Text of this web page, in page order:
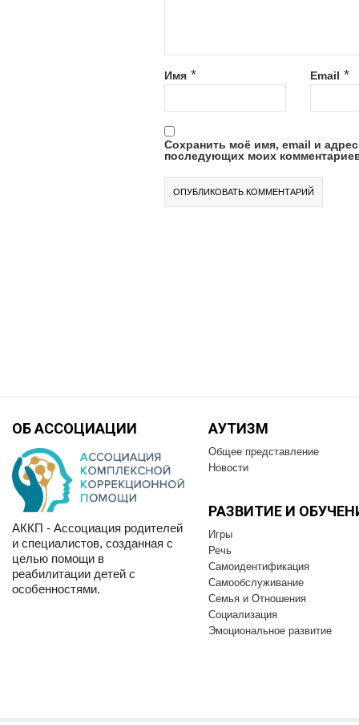
Имя * Email *
Сохранить моё имя, email и
последующих моих
ОБ АССОЦИАЦИИ
АККП - Ассоциация родителей
и специалистов, созданная с
целью помощи в
реабилитации детей с
особенностями.
АУТИЗМ
Общее представление
Новости
РАЗВИТИЕ И
Игры
Речь
Самоидентификация
Самообслуживание
Семья и Отношения
Социализация
Эмоциональное развитие